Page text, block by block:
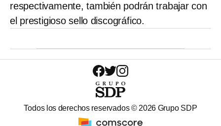
respectivamente, también podrán trabajar con
el prestigioso sello discográfico.
Todos los derechos reservados © 2026 Grupo SDP